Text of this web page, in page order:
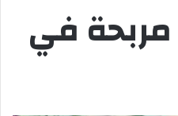
مربحة في